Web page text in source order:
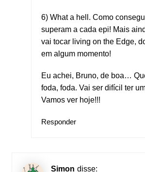
6) What a hell. Como
superam a cada epi! Mais
vai tocar living on the Edge,
em algum momento!
Eu achei, Bruno, de boa…
foda, foda. Vai ser difícil ter
Vamos ver hoje!!!
Responder
Simon disse: